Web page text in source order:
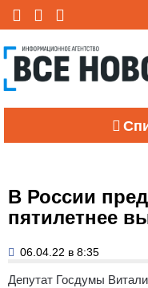
В России
пятилетнее
06.04.22 в 8:35
Депутат Госдумы